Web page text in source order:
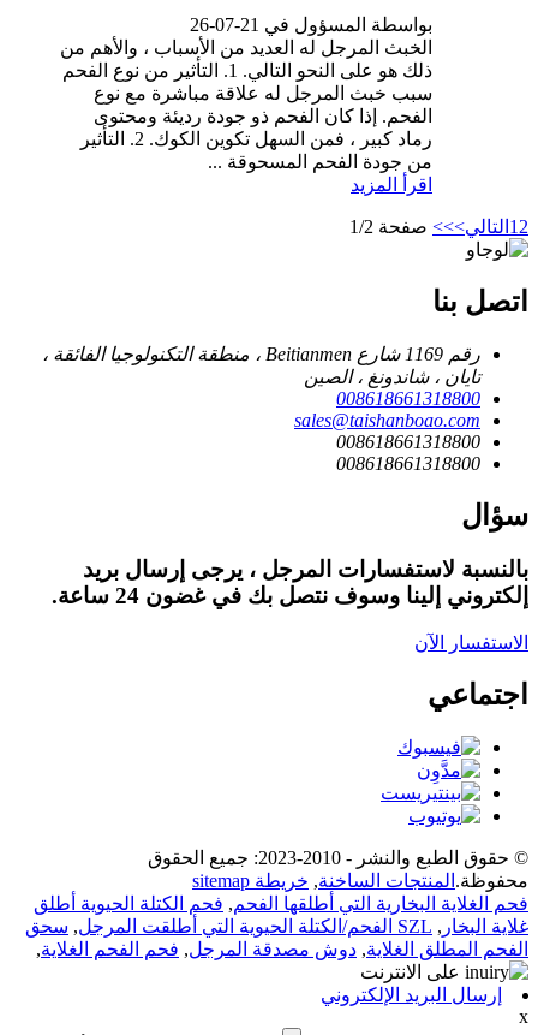
بواسطة المسؤول في 21-07-26
الخبث المرجل له العديد من الأسباب ، والأهم من
ذلك هو على النحو التالي. 1. التأثير من نوع الفحم
سبب خبث المرجل له علاقة مباشرة مع نوع
الفحم. إذا كان الفحم ذو جودة رديئة ومحتوى
رماد كبير ، فمن السهل تكوين الكوك. 2. التأثير
من جودة الفحم المسحوقة ...
اقرأ المزيد
1 2 التالي>>> صفحة 1/2
اتصل بنا
رقم 1169 شارع Beitianmen ، منطقة التكنولوجيا الفائقة ،
تايان ، شاندونغ ، الصين
008618661318800
sales@taishanboao.com
008618661318800
008618661318800
سؤال
بالنسبة لاستفسارات المرجل ، يرجى إرسال بريد
إلكتروني إلينا وسوف نتصل بك في غضون 24 ساعة.
الاستفسار الآن
اجتماعي
© حقوق الطبع والنشر - 2010-2023: جميع الحقوق
محفوظة. المنتجات الساخنة, خريطة sitemap
فحم الغلاية البخارية التي أطلقها الفحم, فحم الكتلة الحيوية أطلق
غلاية البخار , SZL الفحم/الكتلة الحيوية التي أطلقت المرجل , سحق
الفحم المطلق الغلاية, دوش مصدقة المرجل, فحم الفحم الغلاية,
إرسال البريد الإلكتروني
x